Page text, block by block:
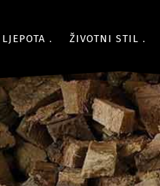
LJEPOTA ŽIVOTNI STIL